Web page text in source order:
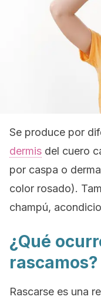
Se produce por
dermis del cuero
por caspa o
color rosado).
champú,
¿Qué
rascamos?
Rascarse es una